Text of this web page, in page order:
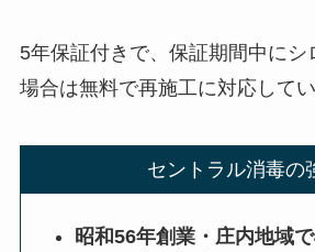
5年保証付きで、保証期間中にシ
場合は無料で再施工に対応してい
セントラル消毒の
昭和56年創業・庄内地域